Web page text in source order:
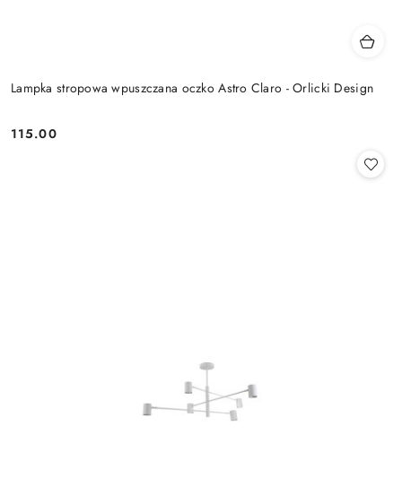
Lampka stropowa wpuszczana oczko Astro Claro - Orlicki Design
Cena:
115.00